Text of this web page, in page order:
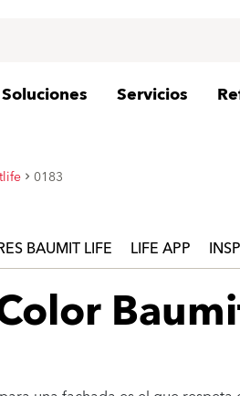
Soluciones Servicios
0183
BAUMIT LIFE LIFE APP